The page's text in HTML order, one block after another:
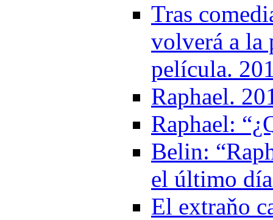
Tras
volverá a la
película.
Raphael.
Raphael:
Belin:
el último
El extraňo